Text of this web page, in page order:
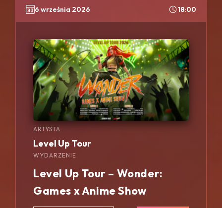
6 września 2026 18:00
ARTYSTA
Level Up Tour
WYDARZENIE
Level Up Tour – Wonder:
Games x Anime Show